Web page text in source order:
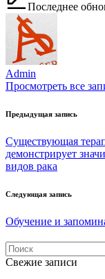
Последнее
Admin
Просмотреть все
Навигация
по
записям
Предыдущая запись
Существующая
демонстрирует
видов рака
Следующая запись
Обучение и
Свежие записи